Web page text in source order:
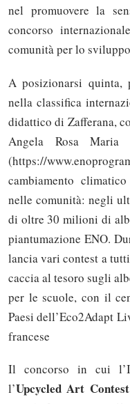
nel promuovere la
concorso
comunità per lo
A posizionarsi
nella classifica
didattico di Zafferana,
Angela Rosa
(https://
cambiamento
nelle comunità: negli
di oltre 30 milioni di
piantumazione ENO.
lancia vari contest a
caccia al tesoro sugli
per le scuole, con il
Paesi dell’Eco2Adapt
francese
Il concorso in cui
l’Upcycled Art